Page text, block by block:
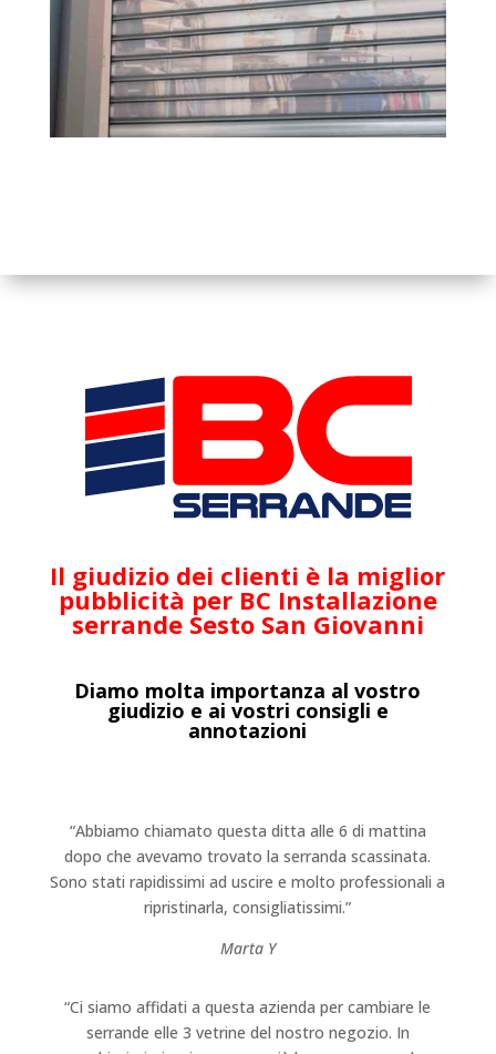
Il giudizio dei clienti è la miglior
pubblicità per BC Installazione
serrande Sesto San Giovanni
Diamo molta importanza al vostro
giudizio e ai vostri consigli e
annotazioni
“Abbiamo chiamato questa ditta alle 6 di mattina
dopo che avevamo trovato la serranda scassinata.
Sono stati rapidissimi ad uscire e molto professionali a
ripristinarla, consigliatissimi.”
Marta Y
“Ci siamo affidati a questa azienda per cambiare le
serrande elle 3 vetrine del nostro negozio. In